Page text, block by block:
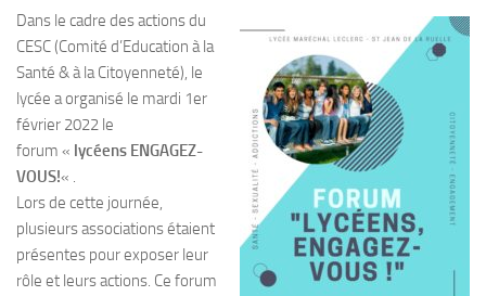
Dans le cadre des actions du
CESC (Comité d’Education à la
Santé & à la Citoyenneté), le
lycée a organisé le mardi 1er
février 2022 le
forum « lycéens ENGAGEZ-
VOUS!« .
Lors de cette journée,
plusieurs associations étaient
présentes pour exposer leur
rôle et leurs actions. Ce forum